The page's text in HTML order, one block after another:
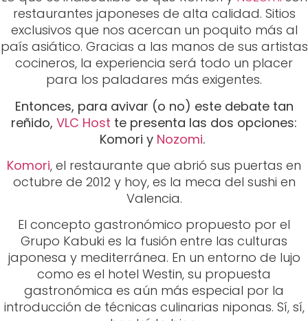
Entonces, para avivar (o no) este debate tan
reñido, VLC Hostte presenta las dos opciones:
Komori y Nozomi .
Komori, el restaurante que abrió sus puertas en
octubre de 2012 y hoy, es la meca del sushi en
Valencia.
El concepto gastronómico propuesto por el
Grupo Kabuki es la fusión entre las culturas
japonesa y mediterránea. En un entorno de lujo
como es el hotel Westin, su propuesta
gastronómica es aún más especial por la
introducción de técnicas culinarias niponas. Sí, sí,
has leído bien.